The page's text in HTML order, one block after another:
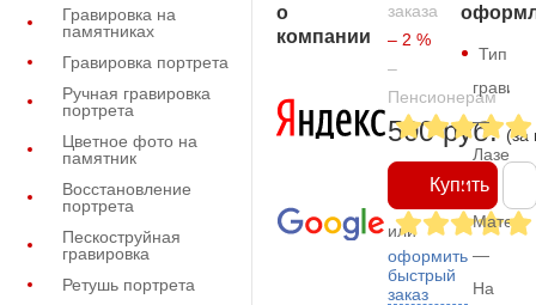
Гравировка на
памятниках
Гравировка портрета
Ручная гравировка
портрета
Цветное фото на
памятник
Восстановление
портрета
Пескоструйная
гравировка
Ретушь портрета
о
компании
заказа
– 2 %
–
Пенсионерам
500 руб. (за
Купить
или
оформить
быстрый
заказ
Тип
—
—
На